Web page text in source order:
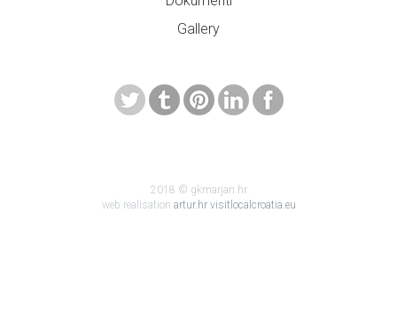
Gallery
2018 © gkmarjan.hr
web realisation artur.hr visitlocalcroatia.eu